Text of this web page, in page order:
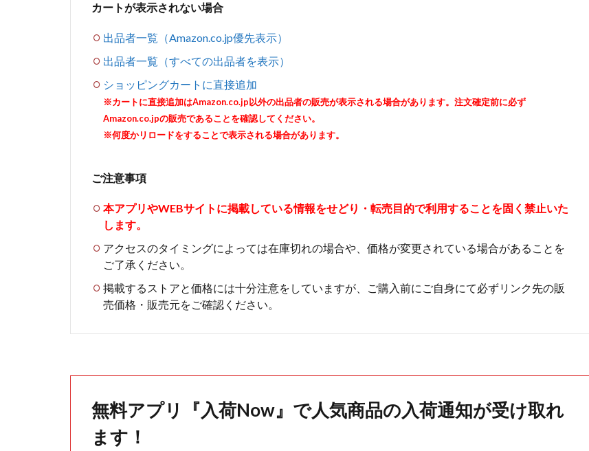
カートが表示されない場合
出品者一覧（Amazon.co.jp優先表示）
出品者一覧（すべての出品者を表示）
ショッピングカートに直接追加
※カートに直接追加はAmazon.co.jp以外の出品者の販売が表示される場合があります。注文確定前に必ず
Amazon.co.jpの販売であることを確認してください。
※何度かリロードをすることで表示される場合があります。
ご注意事項
本アプリやWEBサイトに掲載している情報をせどり・転売目的で利用することを固く禁止いた
します。
アクセスのタイミングによっては在庫切れの場合や、価格が変更されている場合があることを
ご了承ください。
掲載するストアと価格には十分注意をしていますが、ご購入前にご自身にて必ずリンク先の販
売価格・販売元をご確認ください。
無料アプリ『入荷Now』で人気商品の入荷通知が受け取れ
ます！